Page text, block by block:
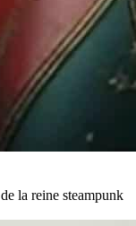
la reine steampunk